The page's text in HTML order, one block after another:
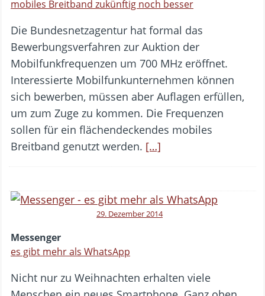
mobiles Breitband zukünftig noch besser
Die Bundesnetzagentur hat formal das
Bewerbungsverfahren zur Auktion der
Mobilfunkfrequenzen um 700 MHz eröffnet.
Interessierte Mobilfunkunternehmen können
sich bewerben, müssen aber Auflagen erfüllen,
um zum Zuge zu kommen. Die Frequenzen
sollen für ein flächendeckendes mobiles
Breitband genutzt werden. […]
29. Dezember 2014
Messenger
es gibt mehr als WhatsApp
Nicht nur zu Weihnachten erhalten viele